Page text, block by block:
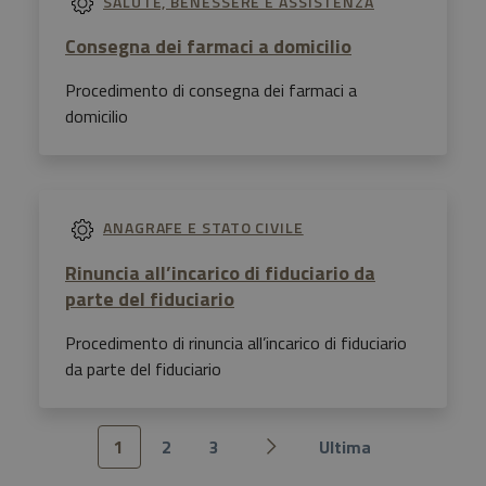
Consegna dei farmaci a domicilio
Procedimento di consegna dei farmaci a
domicilio
ANAGRAFE E STATO CIVILE
Rinuncia all’incarico di fiduciario da
parte del fiduciario
Procedimento di rinuncia all’incarico di fiduciario
da parte del fiduciario
1 2 3 Pagina successiva
Ultima